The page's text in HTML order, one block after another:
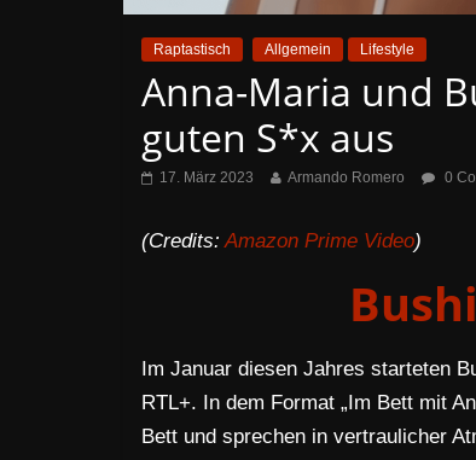
Raptastisch Allgemein Lifestyle
Anna-Maria und
guten S*x aus
17. März 2023 Armando Romero 0
(Credits:Amazon Prime Video)
Im Januar diesen Jahres starteten
RTL+. In dem Format „Im Bett mit
Bett und sprechen in vertraulicher